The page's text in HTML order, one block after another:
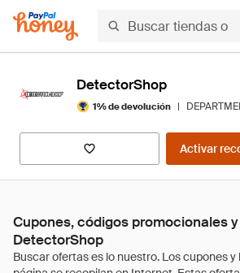
DetectorShop
1% de devolución |
Activar
Cupones, códigos promocionales
DetectorShop